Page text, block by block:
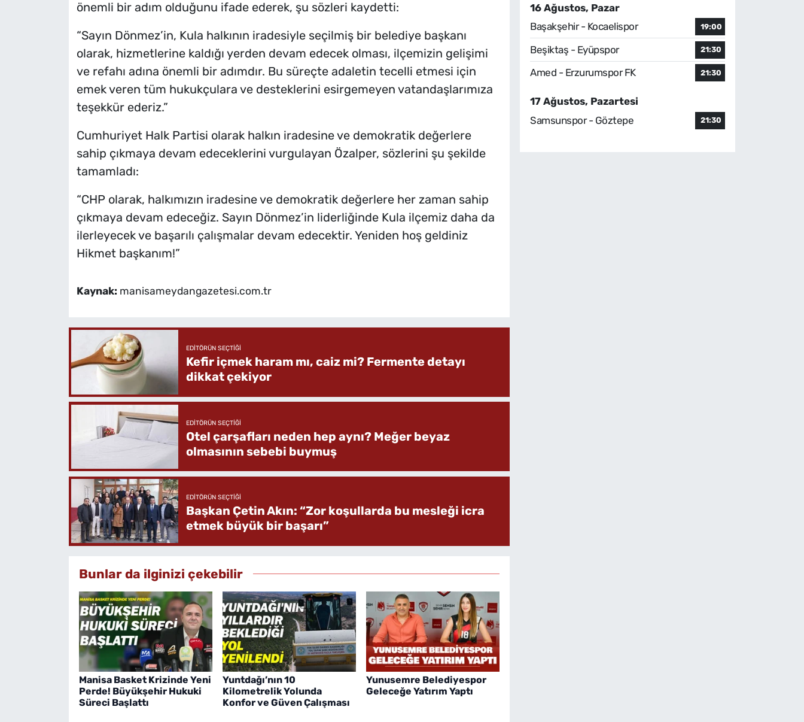
önemli bir adım olduğunu ifade ederek, şu sözleri kaydetti:
“Sayın Dönmez’in, Kula halkının iradesiyle seçilmiş bir belediye başkanı
olarak, hizmetlerine kaldığı yerden devam edecek olması, ilçemizin gelişimi
ve refahı adına önemli bir adımdır. Bu süreçte adaletin tecelli etmesi için
emek veren tüm hukukçulara ve desteklerini esirgemeyen vatandaşlarımıza
teşekkür ederiz.”
Cumhuriyet Halk Partisi olarak halkın iradesine ve demokratik değerlere
sahip çıkmaya devam edeceklerini vurgulayan Özalper, sözlerini şu şekilde
tamamladı:
“CHP olarak, halkımızın iradesine ve demokratik değerlere her zaman sahip
çıkmaya devam edeceğiz. Sayın Dönmez’in liderliğinde Kula ilçemiz daha da
ilerleyecek ve başarılı çalışmalar devam edecektir. Yeniden hoş geldiniz
Hikmet başkanım!”
Kaynak: manisameydangazetesi.com.tr
EDITÖRÜN SEÇTIĞI
Kefir içmek haram mı, caiz mi? Fermente detayı
dikkat çekiyor
EDITÖRÜN SEÇTIĞI
Otel çarşafları neden hep aynı? Meğer beyaz
olmasının sebebi buymuş
EDITÖRÜN SEÇTIĞI
Başkan Çetin Akın: “Zor koşullarda bu mesleği icra
etmek büyük bir başarı”
Bunlar da ilginizi çekebilir
Manisa Basket Krizinde Yeni
Perde! Büyükşehir Hukuki
Süreci Başlattı
Yuntdağı’nın 10
Kilometrelik Yolunda
Konfor ve Güven Çalışması
Yunusemre Belediyespor
Geleceğe Yatırım Yaptı
16 Ağustos, Pazar
Başakşehir - Kocaelispor
19:00
Beşiktaş - Eyüpspor 21:30
Amed - Erzurumspor FK 21:30
17 Ağustos, Pazartesi
Samsunspor - Göztepe
21:30